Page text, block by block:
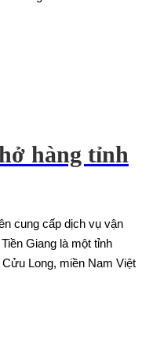
hàng tỉnh
cung cấp dịch vụ vận
Giang là một tỉnh
Long, miền Nam Việt